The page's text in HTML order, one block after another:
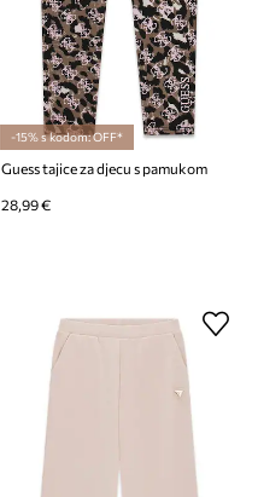
-15% s kodom: OFF*
Guess tajice za djecu s pamukom
28,99 €